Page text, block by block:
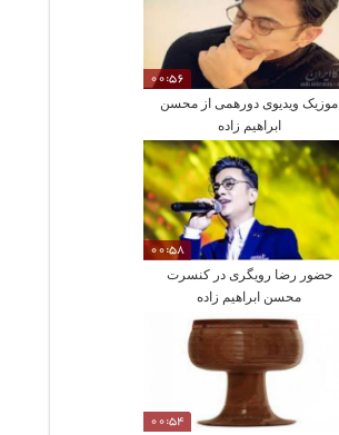
00:56
موزیک ویدیوی دورهمی از محسن
ابراهیم زاده
00:58
حضور رضا رویگری در کنسرت
محسن ابراهیم زاده
00:54